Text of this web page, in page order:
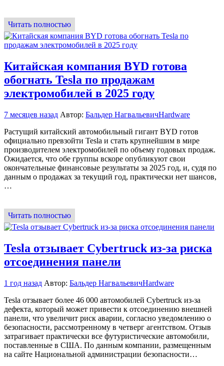
Читать полностью
Китайская компания BYD готова
обогнать Tesla по продажам
электромобилей в 2025 году
7 месяцев назад Автор: Бальдер НагвальевичHardware
Растущий китайский автомобильный гигант BYD готов
официально превзойти Tesla и стать крупнейшим в мире
производителем электромобилей по объему годовых продаж.
Ожидается, что обе группы вскоре опубликуют свои
окончательные финансовые результаты за 2025 год, и, судя по
данным о продажах за текущий год, практически нет шансов,
…
Читать полностью
Tesla отзывает Cybertruck из-за риска
отсоединения панели
1 год назад Автор: Бальдер НагвальевичHardware
Tesla отзывает более 46 000 автомобилей Cybertruck из-за
дефекта, который может привести к отсоединению внешней
панели, что увеличит риск аварии, согласно уведомлению о
безопасности, рассмотренному в четверг агентством. Отзыв
затрагивает практически все футуристические автомобили,
поставленные в США. По данным компании, размещенным
на сайте Национальной администрации безопасности…